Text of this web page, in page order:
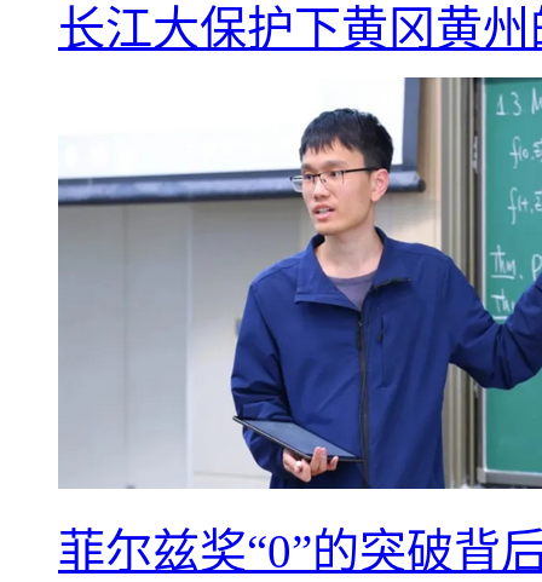
长江大保护下黄冈黄
菲尔兹奖“0”的突破背